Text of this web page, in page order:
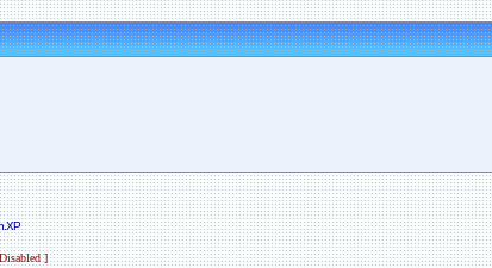
]